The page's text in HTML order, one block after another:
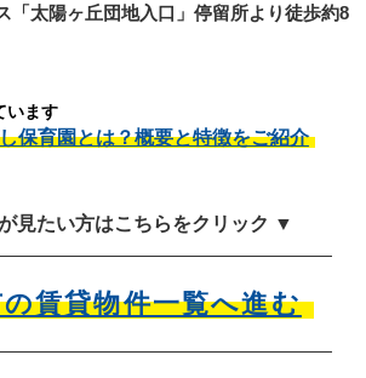
「太陽ヶ丘団地入口」停留所より徒歩約8
います
保育園とは？概要と特徴をご紹介
見たい方はこちらをクリック ▼
賃貸物件一覧へ進む